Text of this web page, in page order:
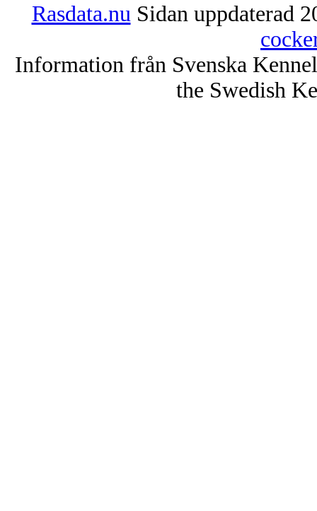
Rasdata.nu Sidan uppdaterad
Information från Svenska
the Swedish